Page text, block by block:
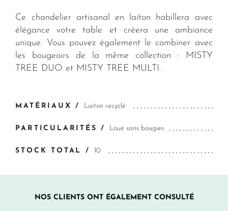
Ce chandelier artisanal en laiton habillera avec
élégance votre table et créera une ambiance
unique. Vous pouvez également le combiner avec
les bougeoirs de la même collection : MISTY
TREE DUO et MISTY TREE MULTI.
MATÉRIAUX / Laiton recyclé
PARTICULARITÉS / Loué sans bougies
STOCK TOTAL / 10
NOS CLIENTS ONT ÉGALEMENT CONSULTÉ